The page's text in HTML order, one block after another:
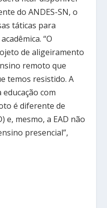
do ANDES-SN, o
táticas para
“O
de aligeiramento
remoto que
temos resistido. A
com
é diferente de
e, mesmo, a EAD não
presencial”,